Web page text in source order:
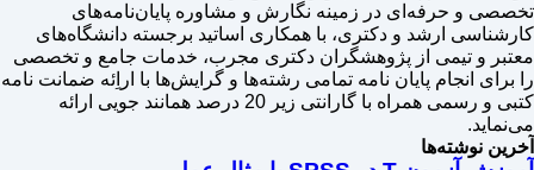
تخصصی و حرفه‌ای در زمینه نگارش و مشاوره پایان‌نامه‌های
کارشناسی ارشد و دکتری، با همکاری اساتید برجسته دانشگاه‌های
معتبر و تیمی از پژوهشگران دکتری مجرب، خدمات جامع و تخصصی
را برای انجام پایان نامه تمامی رشته‌ها و گرایش‌ها با اراِئه ضمانت نامه
کتبی و رسمی همراه با گارانتی زیر 20 درصد همانند جویی ارائه
می‌نماید.
آخرین نوشته‌ها